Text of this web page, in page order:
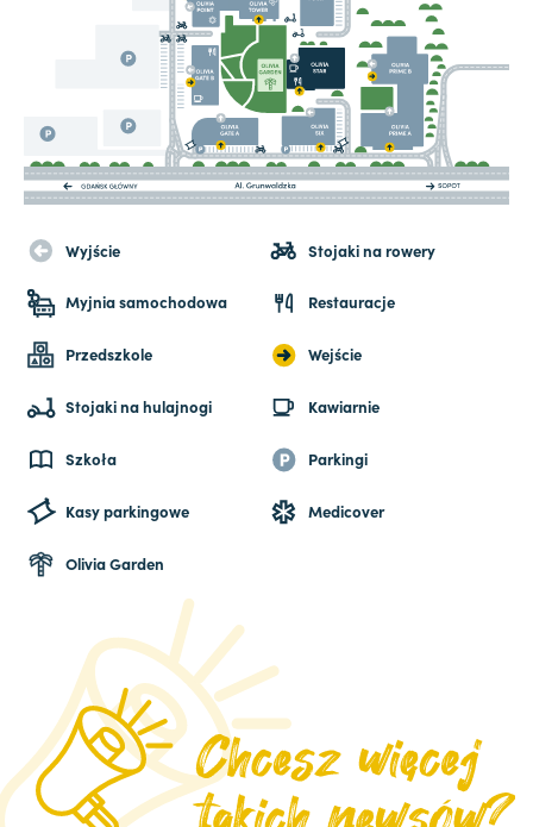
Wyjście Stojaki na rowery
Myjnia samochodowa Restauracje
Przedszkole Wejście
Stojaki na hulajnogi Kawiarnie
Szkoła Parkingi
Kasy parkingowe Medicover
Olivia Garden